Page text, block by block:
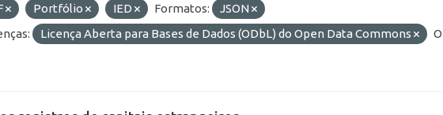
Portfólio IED Formatos:
JSON
Licença Aberta para Bases de Dados (ODbL) do Open Data Commons